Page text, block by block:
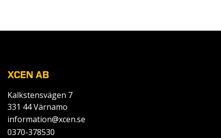
XCEN AB
Kalkstensvägen 7
331 44 Värnamo
information@xcen.se
0370-378530